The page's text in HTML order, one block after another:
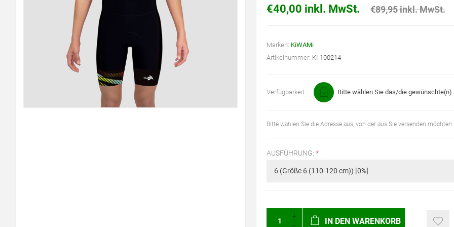
€40,00 inkl. MwSt. €89,95 inkl. MwSt.
Marken: KiWAMi
Artikelnummer: KI-100214
Verfügbarkeit: Bitte wählen Sie das/die gewünschte(n)
Bitte wählen Sie die Adresse aus, von der aus Sie versenden möchten
AUSFÜHRUNG: *
IN DEN WARENKORB